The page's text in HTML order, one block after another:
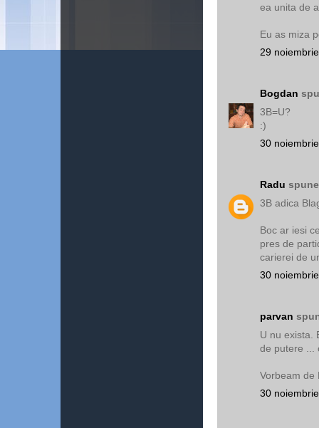
ea unita de
Eu as miza
29
Bogdan
3B=U?
:)
30
Radu
3B adica
Boc ar iesi
pres de
carierei de
30
parvan
U nu exista.
de putere ...
Vorbeam de
30